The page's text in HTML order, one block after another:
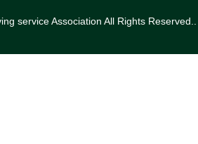
service Association All Rights Reserved..